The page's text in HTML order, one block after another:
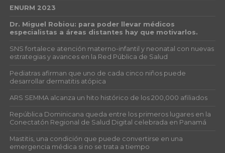
ENURM 2023
Dr. Miguel Robiou: para poder llevar médicos
especialistas a áreas distantes hay que motivarlos.
SNS fortalece atención materno-infantil y neonatal con nuevas
estrategias y avances en la Red Pública de Salud
Pediatras afirman que uno de cada cinco niños puede
desarrollar dermatitis atópica
ARS SEMMA alcanza un hito histórico de los 200,000 afiliados
República Dominicana queda entre los primeros lugares en la
Conectatón Regional de Salud Digital celebrada en Panamá
Mastitis, una condición que puede convertirse en una
emergencia médica si no se trata a tiempo